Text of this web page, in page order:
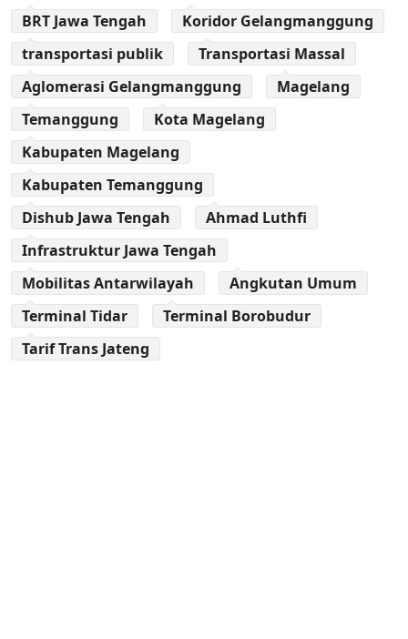
BRT Jawa Tengah
Koridor Gelangmanggung
transportasi publik
Transportasi Massal
Aglomerasi Gelangmanggung
Magelang
Temanggung
Kota Magelang
Kabupaten Magelang
Kabupaten Temanggung
Dishub Jawa Tengah
Ahmad Luthfi
Infrastruktur Jawa Tengah
Mobilitas Antarwilayah
Angkutan Umum
Terminal Tidar
Terminal Borobudur
Tarif Trans Jateng